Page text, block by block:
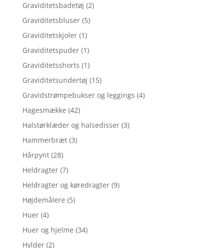
Graviditetsbadetøj (2)
Graviditetsbluser (5)
Graviditetskjoler (1)
Graviditetspuder (1)
Graviditetsshorts (1)
Graviditetsundertøj (15)
Gravidstrømpebukser og leggings (4)
Hagesmække (42)
Halstørklæder og halsedisser (3)
Hammerbræt (3)
Hårpynt (28)
Heldragter (7)
Heldragter og køredragter (9)
Højdemålere (5)
Huer (4)
Huer og hjelme (34)
Hylder (2)